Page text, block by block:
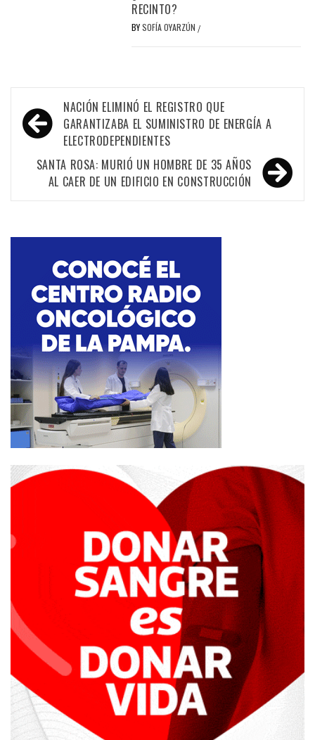
RECINTO?
BYSOFÍA OYARZÚN /
Navegación
de
entradas
NACIÓN ELIMINÓ EL REGISTRO QUE
GARANTIZABA EL SUMINISTRO DE ENERGÍA A
ELECTRODEPENDIENTES
SANTA ROSA: MURIÓ UN HOMBRE DE 35 AÑOS
AL CAER DE UN EDIFICIO EN CONSTRUCCIÓN